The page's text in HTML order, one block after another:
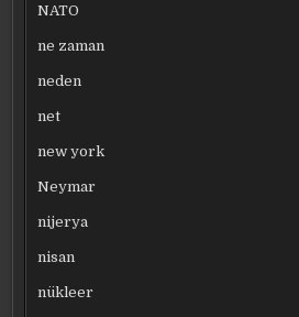
NATO
ne zaman
neden
net
new york
Neymar
nijerya
nisan
nükleer